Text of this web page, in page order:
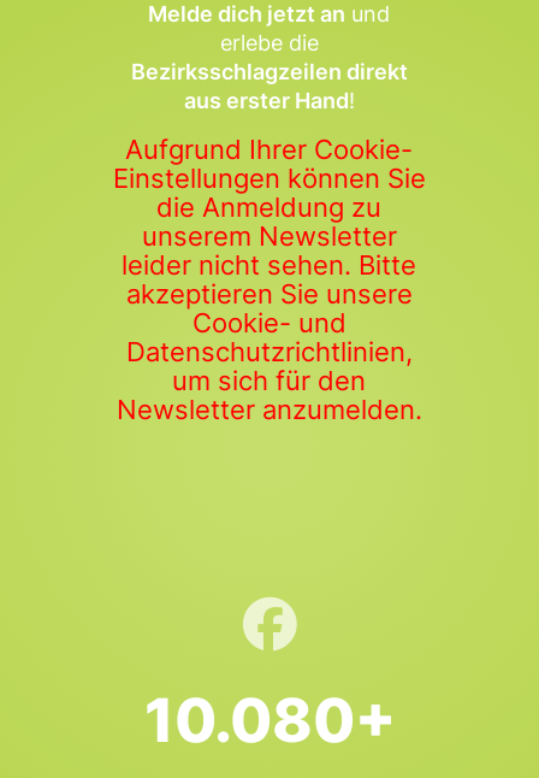
Melde dich jetzt an und
erlebe die
Bezirksschlagzeilen direkt
aus erster Hand!
Aufgrund Ihrer Cookie-
Einstellungen können Sie
die Anmeldung zu
unserem Newsletter
leider nicht sehen. Bitte
akzeptieren Sie unsere
Cookie- und
Datenschutzrichtlinien,
um sich für den
Newsletter anzumelden.
10.080+